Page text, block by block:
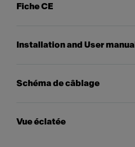
Fiche CE
Installation and User manual
Schéma de câblage
Vue éclatée